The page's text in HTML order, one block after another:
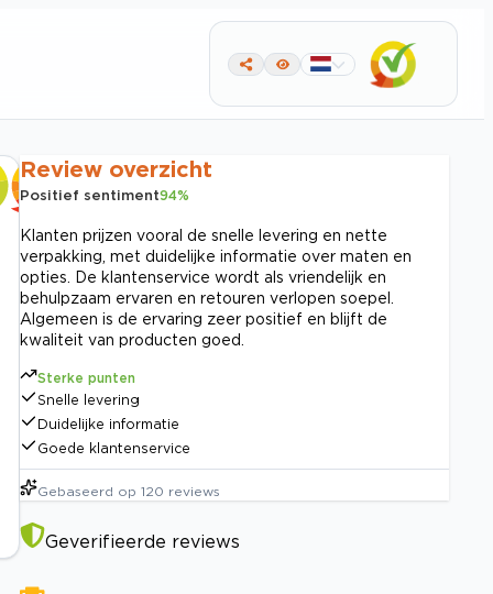
Review overzicht
Positief sentiment94%
Klanten prijzen vooral de snelle levering en nette
verpakking, met duidelijke informatie over maten en
opties. De klantenservice wordt als vriendelijk en
behulpzaam ervaren en retouren verlopen soepel.
Algemeen is de ervaring zeer positief en blijft de
kwaliteit van producten goed.
Sterke punten
Snelle levering
Duidelijke informatie
Goede klantenservice
Gebaseerd op 120 reviews
Geverifieerde reviews